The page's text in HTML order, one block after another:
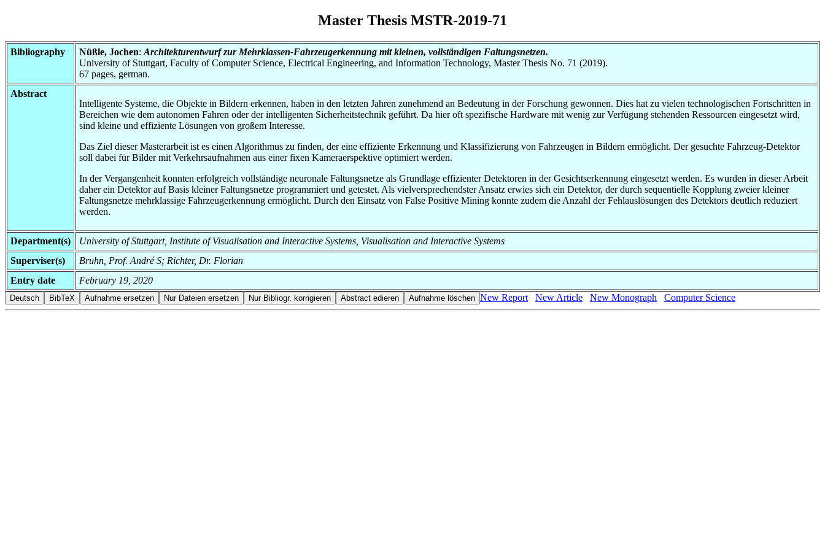
Master Thesis MSTR-2019-71
Bibliography Nüßle, Jochen: Architekturentwurf zur Mehrklassen-Fahrzeugerkennung mit kleinen, vollständigen Faltungsnetzen.
University of Stuttgart, Faculty of Computer Science, Electrical Engineering, and Information Technology, Master Thesis No. 71 (2019).
67 pages, german.
Abstract
Intelligente Systeme, die Objekte in Bildern erkennen, haben in den letzten Jahren zunehmend an Bedeutung in der Forschung gewonnen. Dies hat zu vielen technologischen Fortschritten in
Bereichen wie dem autonomen Fahren oder der intelligenten Sicherheitstechnik geführt. Da hier oft spezifische Hardware mit wenig zur Verfügung stehenden Ressourcen eingesetzt wird,
sind kleine und effiziente Lösungen von großem Interesse.
Das Ziel dieser Masterarbeit ist es einen Algorithmus zu finden, der eine effiziente Erkennung und Klassifizierung von Fahrzeugen in Bildern ermöglicht. Der gesuchte Fahrzeug-Detektor
soll dabei für Bilder mit Verkehrsaufnahmen aus einer fixen Kameraerspektive optimiert werden.
In der Vergangenheit konnten erfolgreich vollständige neuronale Faltungsnetze als Grundlage effizienter Detektoren in der Gesichtserkennung eingesetzt werden. Es wurden in dieser Arbeit
daher ein Detektor auf Basis kleiner Faltungsnetze programmiert und getestet. Als vielversprechendster Ansatz erwies sich ein Detektor, der durch sequentielle Kopplung zweier kleiner
Faltungsnetze mehrklassige Fahrzeugerkennung ermöglicht. Durch den Einsatz von False Positive Mining konnte zudem die Anzahl der Fehlauslösungen des Detektors deutlich reduziert
werden.
Department(s)
University of Stuttgart, Institute of Visualisation and Interactive Systems, Visualisation and Interactive Systems
Superviser(s)
Bruhn, Prof. André S; Richter, Dr. Florian
Entry date
February 19, 2020
New Report
New Article New Monograph Computer Science